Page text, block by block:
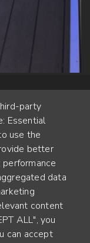
IN JAPAN
party
Essential
use the
better
data
content
ALL", you
can accept